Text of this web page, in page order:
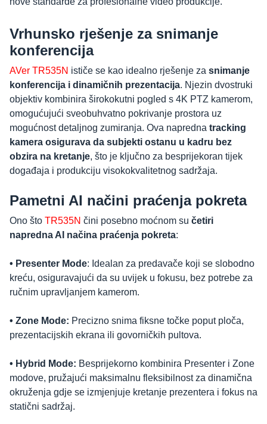
Vrhunsko rješenje za snimanje
konferencija
AVer TR535N ističe se kao idealno rješenje za snimanje
konferencija i dinamičnih prezentacija. Njezin dvostruki
objektiv kombinira širokokutni pogled s 4K PTZ kamerom,
omogućujući sveobuhvatno pokrivanje prostora uz
mogućnost detaljnog zumiranja. Ova napredna tracking
kamera osigurava da subjekti ostanu u kadru bez
obzira na kretanje, što je ključno za besprijekoran tijek
događaja i produkciju visokokvalitetnog sadržaja.
Pametni AI načini praćenja pokreta
Ono što TR535N čini posebno moćnom su četiri
napredna AI načina praćenja pokreta:
• Presenter Mode: Idealan za predavače koji se slobodno
kreću, osiguravajući da su uvijek u fokusu, bez potrebe za
ručnim upravljanjem kamerom.
• Zone Mode: Precizno snima fiksne točke poput ploča,
prezentacijskih ekrana ili govorničkih pultova.
• Hybrid Mode: Besprijekorno kombinira Presenter i Zone
modove, pružajući maksimalnu fleksibilnost za dinamična
okruženja gdje se izmjenjuje kretanje prezentera i fokus na
statični sadržaj.